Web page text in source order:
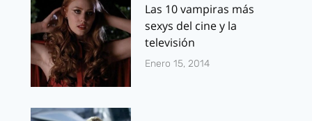
Las 10 vampiras más
sexys del cine y la
televisión
Enero 15, 2014